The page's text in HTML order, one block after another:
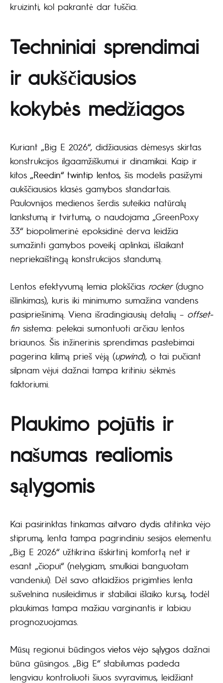
kruizinti, kol pakrantė dar tuščia.
Techniniai sprendimai
ir aukščiausios
kokybės medžiagos
Kuriant „Big E 2026“, didžiausias dėmesys skirtas
konstrukcijos ilgaamžiškumui ir dinamikai. Kaip ir
kitos „Reedin“ twintip lentos, šis modelis pasižymi
aukščiausios klasės gamybos standartais.
Paulovnijos medienos šerdis suteikia natūralų
lankstumą ir tvirtumą, o naudojama „GreenPoxy
33“ biopolimerinė epoksidinė derva leidžia
sumažinti gamybos poveikį aplinkai, išlaikant
nepriekaištingą konstrukcijos standumą.
Lentos efektyvumą lemia plokščias rocker(dugno
išlinkimas), kuris iki minimumo sumažina vandens
pasipriešinimą. Viena išradingiausių detalių – offset-
finsistema: pelekai sumontuoti arčiau lentos
briaunos. Šis inžinerinis sprendimas pastebimai
pagerina kilimą prieš vėją (upwind), o tai pučiant
silpnam vėjui dažnai tampa kritiniu sėkmės
faktoriumi.
Plaukimo pojūtis ir
našumas realiomis
sąlygomis
Kai pasirinktas tinkamas aitvaro dydis atitinka vėjo
stiprumą, lenta tampa pagrindiniu sesijos elementu.
„Big E 2026“ užtikrina išskirtinį komfortą net ir
esant „čiopui“ (nelygiam, smulkiai banguotam
vandeniui). Dėl savo atlaidžios prigimties lenta
sušvelnina nusileidimus ir stabiliai išlaiko kursą, todėl
plaukimas tampa mažiau varginantis ir labiau
prognozuojamas.
Mūsų regionui būdingos vietos vėjo sąlygos dažnai
būna gūsingos. „Big E“ stabilumas padeda
lengviau kontroliuoti šiuos svyravimus, leidžiant